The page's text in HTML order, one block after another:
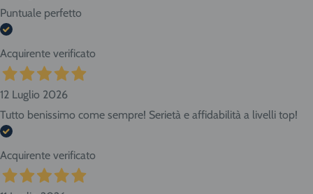
Puntuale perfetto
Acquirente verificato
12 Luglio 2026
Tutto benissimo come sempre! Serietà e affidabilità a livelli top!
Acquirente verificato